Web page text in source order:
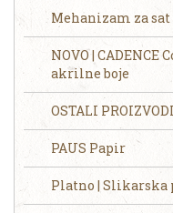
Mehanizam za
NOVO |
akrilne boje
OSTALI PROIZVODI
PAUS Papir
Platno | Slikarska